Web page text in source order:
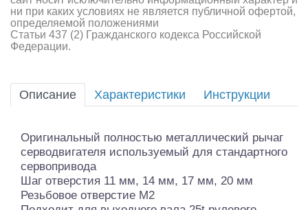
ни при каких условиях не является публичной офертой,
определяемой положениями
Статьи 437 (2) Гражданского кодекса Российской
Федерации.
Описание Характеристики Инструкции
Оригинальный полностью металлический рычаг
серводвигателя используемый для стандартного
сервопривода
Шаг отверстия 11 мм, 14 мм, 17 мм, 20 мм
Резьбовое отверстие M2